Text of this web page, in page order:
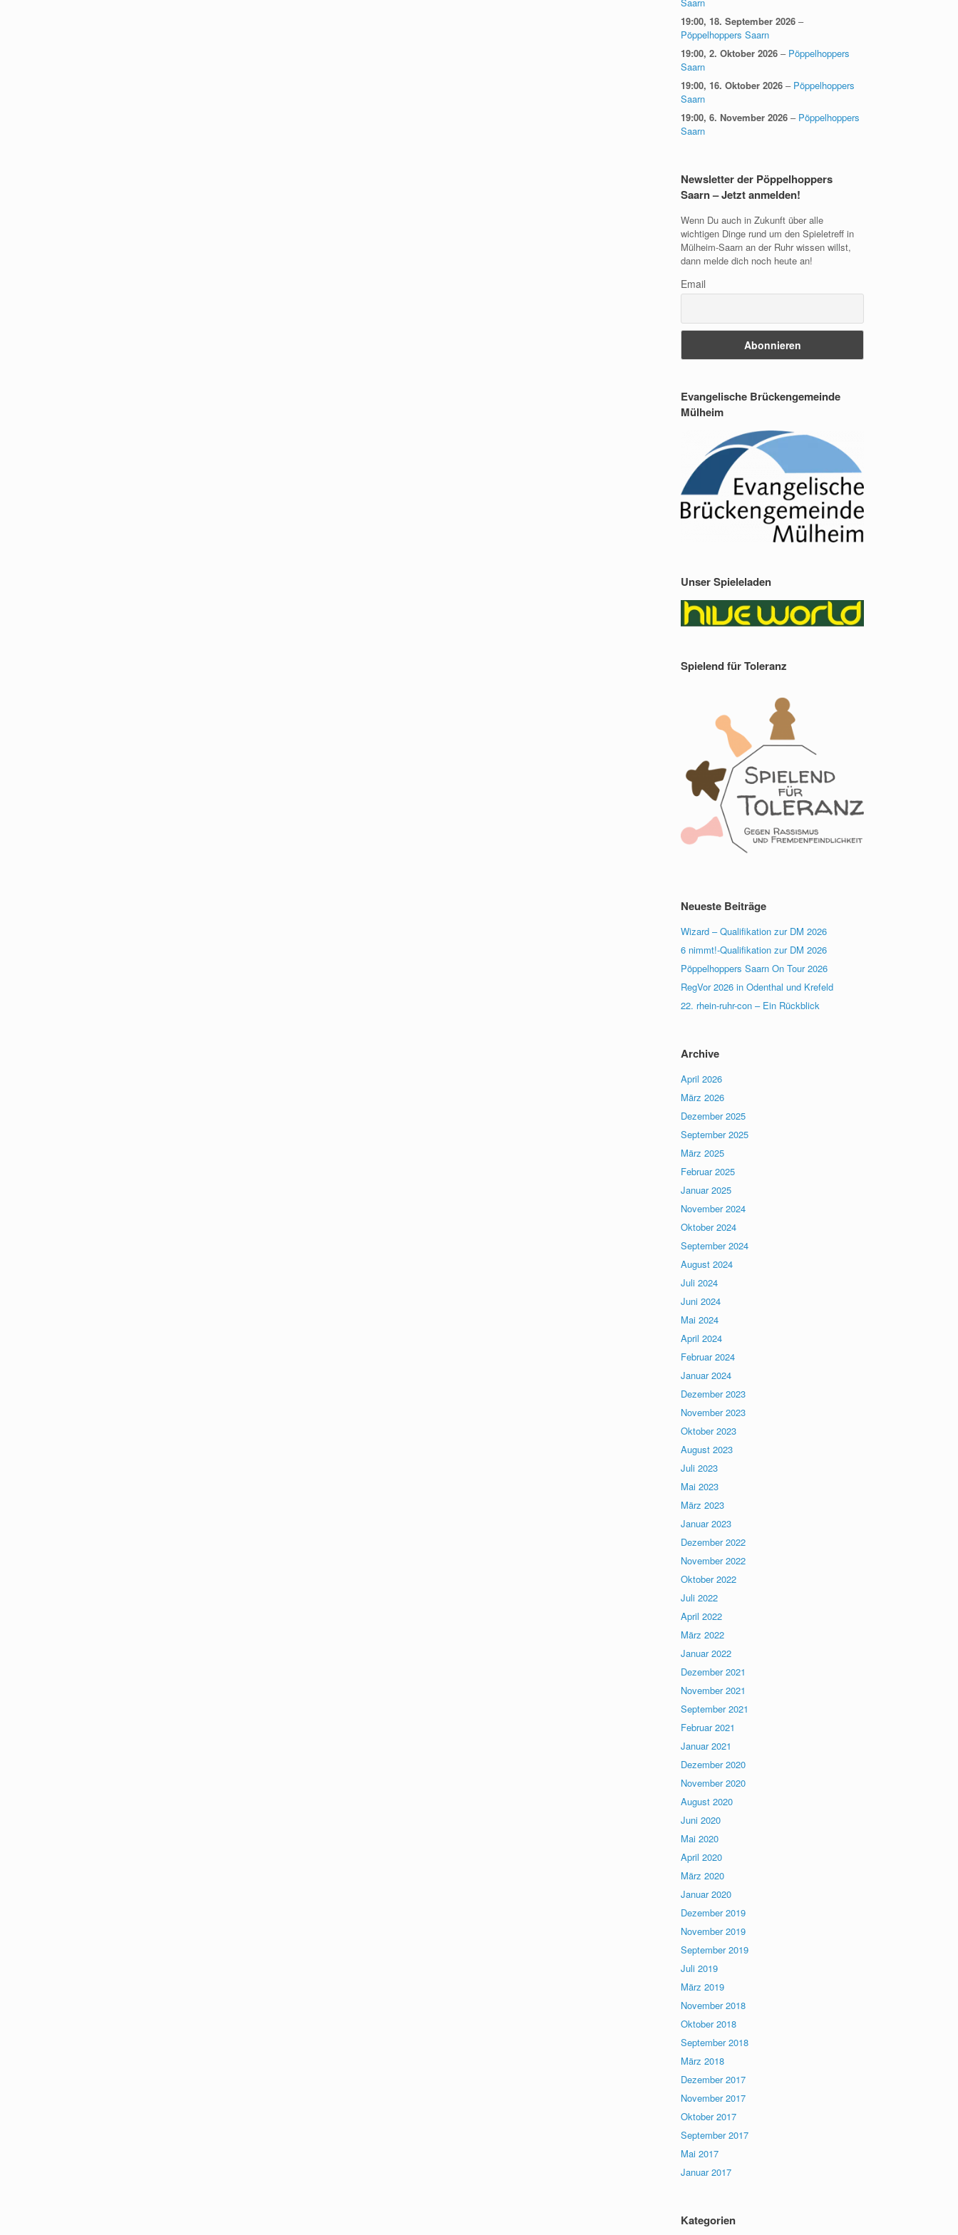
19:00, 18. September 2026 –
Pöppelhoppers Saarn
19:00,2. Oktober 2026 – Pöppelhoppers
Saarn
19:00, 16. Oktober 2026 – Pöppelhoppers
Saarn
19:00,6. November 2026 – Pöppelhoppers
Saarn
Newsletter der Pöppelhoppers
Saarn – Jetzt anmelden!
Wenn Du auch in Zukunft über alle
wichtigen Dinge rund um den Spieletreff in
Mülheim-Saarn an der Ruhr wissen willst,
dann melde dich noch heute an!
Email
Evangelische Brückengemeinde
Mülheim
Unser Spieleladen
Spielend für Toleranz
Neueste Beiträge
Wizard – Qualifikation zur DM 2026
6 nimmt!-Qualifikation zur DM 2026
Pöppelhoppers Saarn On Tour 2026
RegVor 2026 in Odenthal und Krefeld
22. rhein-ruhr-con – Ein Rückblick
Archive
April 2026
März 2026
Dezember 2025
September 2025
März 2025
Februar 2025
Januar 2025
November 2024
Oktober 2024
September 2024
August 2024
Juli 2024
Juni 2024
Mai 2024
April 2024
Februar 2024
Januar 2024
Dezember 2023
November 2023
Oktober 2023
August 2023
Juli 2023
Mai 2023
März 2023
Januar 2023
Dezember 2022
November 2022
Oktober 2022
Juli 2022
April 2022
März 2022
Januar 2022
Dezember 2021
November 2021
September 2021
Februar 2021
Januar 2021
Dezember 2020
November 2020
August 2020
Juni 2020
Mai 2020
April 2020
März 2020
Januar 2020
Dezember 2019
November 2019
September 2019
Juli 2019
März 2019
November 2018
Oktober 2018
September 2018
März 2018
Dezember 2017
November 2017
Oktober 2017
September 2017
Mai 2017
Januar 2017
Kategorien